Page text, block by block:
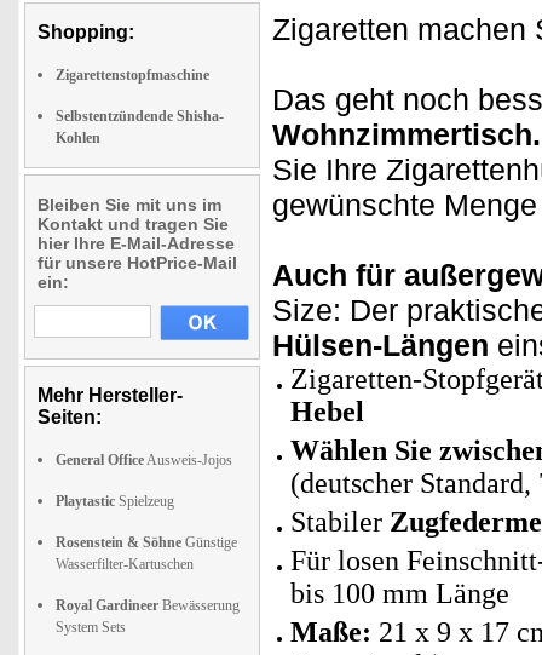
Shopping:
Zigarettenstopfmaschine
Selbstentzündende Shisha-
Kohlen
Bleiben Sie mit uns im
Kontakt und tragen Sie
hier Ihre E-Mail-Adresse
für unsere HotPrice-Mail
ein:
Mehr Hersteller-
Seiten:
General OfficeAusweis-Jojos
Playtastic Spielzeug
Rosenstein & Söhne Günstige
Wasserfilter-Kartuschen
Royal Gardineer Bewässerung
System Sets
Zigaretten
Das geht noch
Sie Ihre
gewünschte
Auch für
Size: Der
Hülsen-Längen
Zigaretten-
Hebel
Wählen Sie
(deutscher
Stabiler
Für losen
bis 100 mm Länge
Maße: 21 x 9 x 17